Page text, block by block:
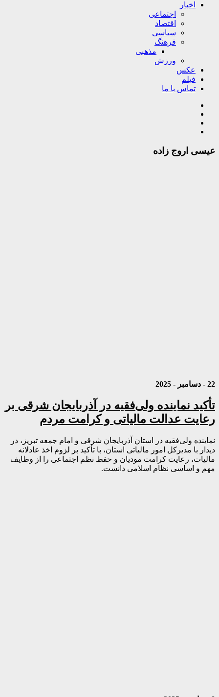
اخبار
اجتماعی
اقتصاد
سیاسی
فرهنگ
مذهبی
ورزش
عکس
فیلم
تماس با ما
عیسی اروج زاده
22 - دسامبر - 2025
تأکید نماینده ولی‌فقیه در آذربایجان شرقی بر
رعایت عدالت مالیاتی و کرامت مردم
نماینده ولی‌فقیه در استان آذربایجان شرقی و امام جمعه تبریز، در
دیدار با مدیرکل امور مالیاتی استان، با تأکید بر لزوم اخذ عادلانه
مالیات، رعایت کرامت مودیان و حفظ نظم اجتماعی را از وظایف
مهم و اساسی نظام اسلامی دانست.